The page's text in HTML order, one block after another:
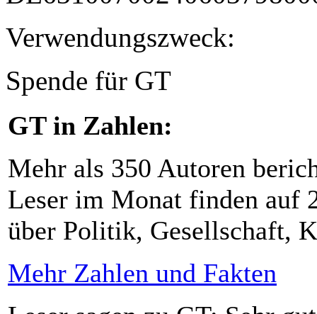
Verwendungszweck:
Spende für GT
GT in Zahlen:
Mehr als 350 Autoren
Leser im Monat finden auf
über Politik, Gesellschaft,
Mehr Zahlen und Fakten